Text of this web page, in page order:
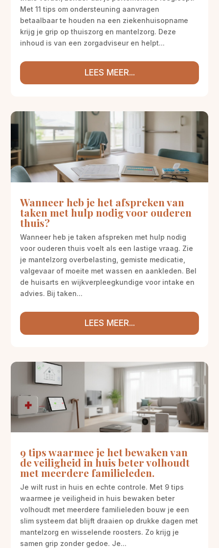
Met 11 tips om ondersteuning aanvragen
betaalbaar te houden na een ziekenhuisopname
krijg je grip op thuiszorg en mantelzorg. Deze
inhoud is van een zorgadviseur en helpt...
LEES MEER...
Wanneer heb je het afspreken van
taken met hulp nodig voor ouderen
thuis?
Wanneer heb je taken afspreken met hulp nodig
voor ouderen thuis voelt als een lastige vraag. Zie
je mantelzorg overbelasting, gemiste medicatie,
valgevaar of moeite met wassen en aankleden. Bel
de huisarts en wijkverpleegkundige voor intake en
advies. Bij taken...
LEES MEER...
9 tips waarmee je het bewaken van
de veiligheid in huis beter volhoudt
met meerdere familieleden.
Je wilt rust in huis en echte controle. Met 9 tips
waarmee je veiligheid in huis bewaken beter
volhoudt met meerdere familieleden bouw je een
slim systeem dat blijft draaien op drukke dagen met
mantelzorg en wisselende roosters. Zo krijg je
samen grip zonder gedoe. Je...